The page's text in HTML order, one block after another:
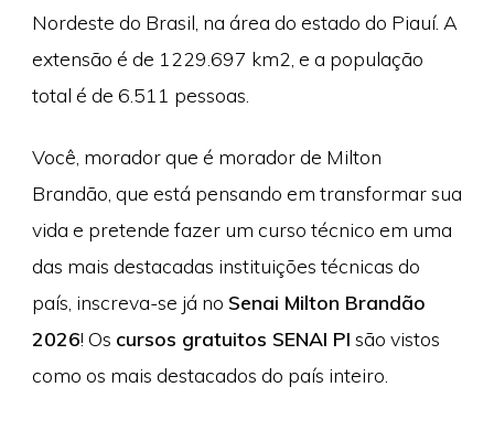
Nordeste do Brasil, na área do estado do Piauí. A
extensão é de 1229.697 km2, e a população
total é de 6.511 pessoas.
Você, morador que é morador de Milton
Brandão, que está pensando em transformar sua
vida e pretende fazer um curso técnico em uma
das mais destacadas instituições técnicas do
país, inscreva-se já no Senai Milton Brandão
2026! Os cursos gratuitos SENAI PI são vistos
como os mais destacados do país inteiro.